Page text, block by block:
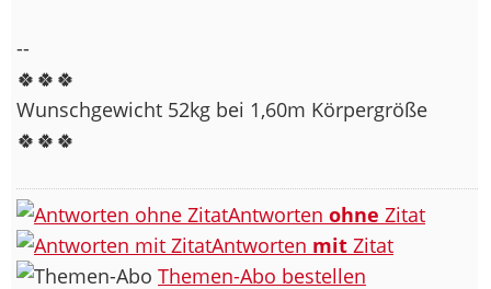
--
🍀🍀🍀
Wunschgewicht 52kg bei 1,60m Körpergröße
🍀🍀🍀
Antworten ohne Zitat
Antworten mit Zitat
Themen-Abo bestellen